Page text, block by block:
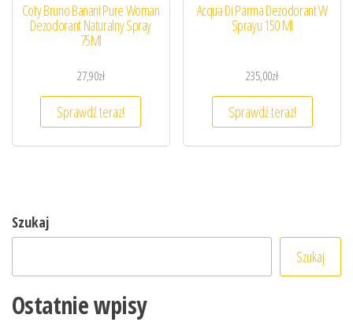
Coty Bruno Banani Pure Woman
Dezodorant Naturalny Spray
75Ml
27,90zł
Sprawdź teraz!
Acqua Di Parma Dezodorant W
Sprayu 150 Ml
235,00zł
Sprawdź teraz!
Szukaj
Szukaj
Ostatnie wpisy